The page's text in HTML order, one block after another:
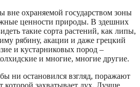
охраняемой государством зоны
ценности природы. В здешних
такие сорта растений, как липы,
рябину, акации и даже грецкий
и кустарниковых пород –
и многие, многие другие.
ни остановился взгляд, поражают
которой захватывает дух. Лучше